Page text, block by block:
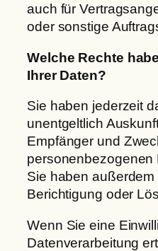
auch für
oder sonstige
Welche Rechte
Ihrer Daten?
Sie haben jederzeit
unentgeltlich
Empfänger und
personenbezogenen
Sie haben
Berichtigung oder
Wenn Sie eine
Datenverarbeitung